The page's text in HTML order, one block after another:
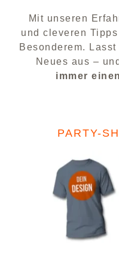
Mit unseren
und cleveren
Besonderem.
Neues aus –
immer
PARTY-